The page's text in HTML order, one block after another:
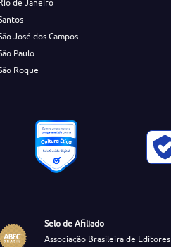
de Janeiro
José dos Campos
Paulo
Roque
Selo de Afiliado
Associação Brasileira de Editores